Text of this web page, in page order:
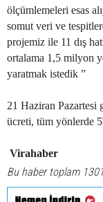
ölçümlemeleri esas
somut veri ve
projemiz ile 11 dış
ortalama 1,5 milyon
yaratmak istedik ”
21 Haziran
ücreti, tüm yönlerde
Virahaber
Bu haber toplam